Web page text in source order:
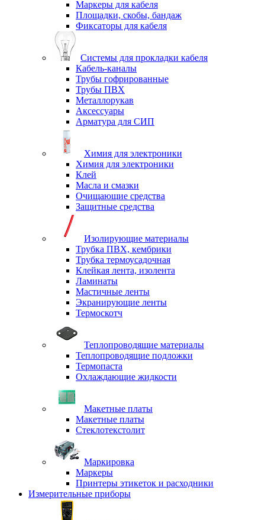
Маркеры для кабеля
Площадки, скобы, бандаж
Фиксаторы для кабеля
Системы для прокладки кабеля
Кабель-каналы
Трубы гофрированные
Трубы ПВХ
Металлорукав
Аксессуары
Арматура для СИП
Химия для электроники
Химия для электроники
Клей
Масла и смазки
Очищающие средства
Защитные средства
Изолирующие материалы
Трубка ПВХ, кембрики
Трубка термоусадочная
Клейкая лента, изолента
Ламинаты
Мастичные ленты
Экранирующие ленты
Термоскотч
Теплопроводящие материалы
Теплопроводящие подложки
Термопаста
Охлаждающие жидкости
Макетные платы
Макетные платы
Стеклотекстолит
Маркировка
Маркеры
Принтеры этикеток и расходники
Измерительные приборы